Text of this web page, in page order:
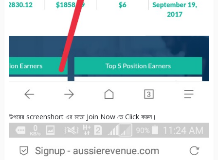
উপরের screenshort এর মতো Join Now তে Click করুন।